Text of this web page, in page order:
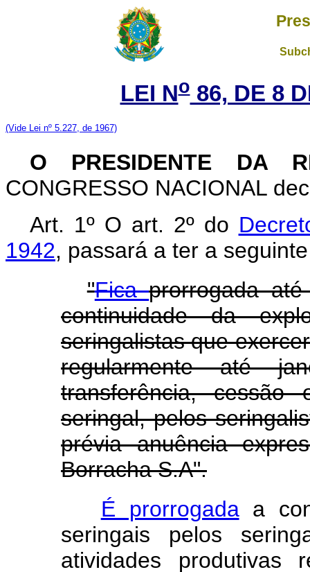
LEI No86, DE 8
(Vide Lei nº 5.227, de 1967)
O PRESIDENTE DA
CONGRESSO NACIONAL
Art. 1º O art. 2º do
1942, passará a ter a
"Ficaprorrogada
continuidade da
seringalistas que
regularmente até
transferência,
seringal, pelos
prévia anuência
Borracha S.A".
É prorrogadaa
seringais pelos
atividades produtivas